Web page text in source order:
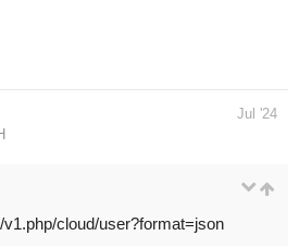
Jul '24
cloud/user?format=json